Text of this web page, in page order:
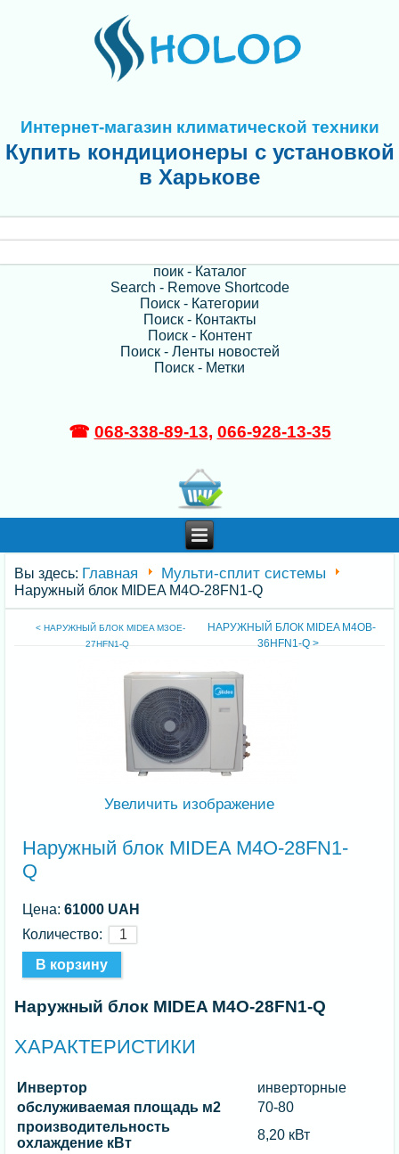
Интернет-магазин климатической техники
Купить кондиционеры с установкой
в Харькове
поик - Каталог
Search - Remove Shortcode
Поиск - Категории
Поиск - Контакты
Поиск - Контент
Поиск - Ленты новостей
Поиск - Метки
☎ 068-338-89-13, 066-928-13-35
Вы здесь: Главная Мульти-сплит системы
Наружный блок MIDEA M4O-28FN1-Q
< НАРУЖНЫЙ БЛОК MIDEA M3OE-
27HFN1-Q
НАРУЖНЫЙ БЛОК MIDEA M4OB-
36HFN1-Q >
Увеличить изображение
Наружный блок MIDEA M4O-28FN1-
Q
Цена:61000 UAH
Количество:
Наружный блок MIDEA M4O-28FN1-Q
ХАРАКТЕРИСТИКИ
Инвертор
инверторные
обслуживаемая площадь м2
70-80
производительность
охлаждение кВт
8,20 кВт